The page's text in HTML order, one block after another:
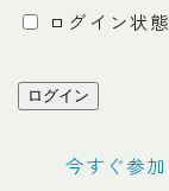
ログイン状
今すぐ参加